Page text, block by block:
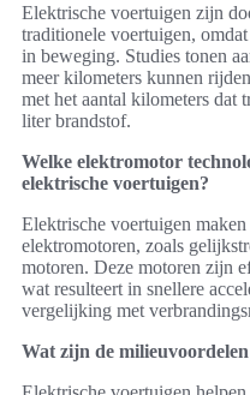
Elektrische voertuigen zijn
traditionele voertuigen,
in beweging. Studies tonen
meer kilometers kunnen
met het aantal kilometers dat
liter brandstof.
Welke elektromotor
elektrische voertuigen?
Elektrische voertuigen
elektromotoren, zoals
motoren. Deze motoren zijn
wat resulteert in snellere
vergelijking met
Wat zijn de